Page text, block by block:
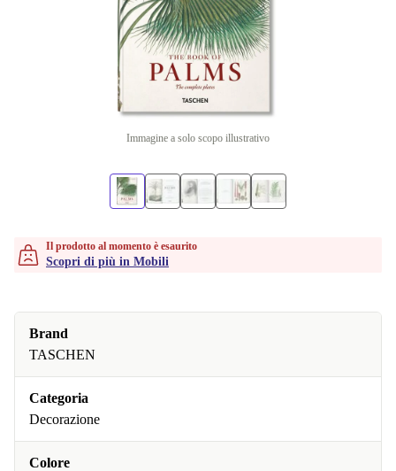
Immagine a solo scopo illustrativo
Il prodotto al momento è esaurito
Scopri di più in Mobili
Brand
TASCHEN
Categoria
Decorazione
Colore